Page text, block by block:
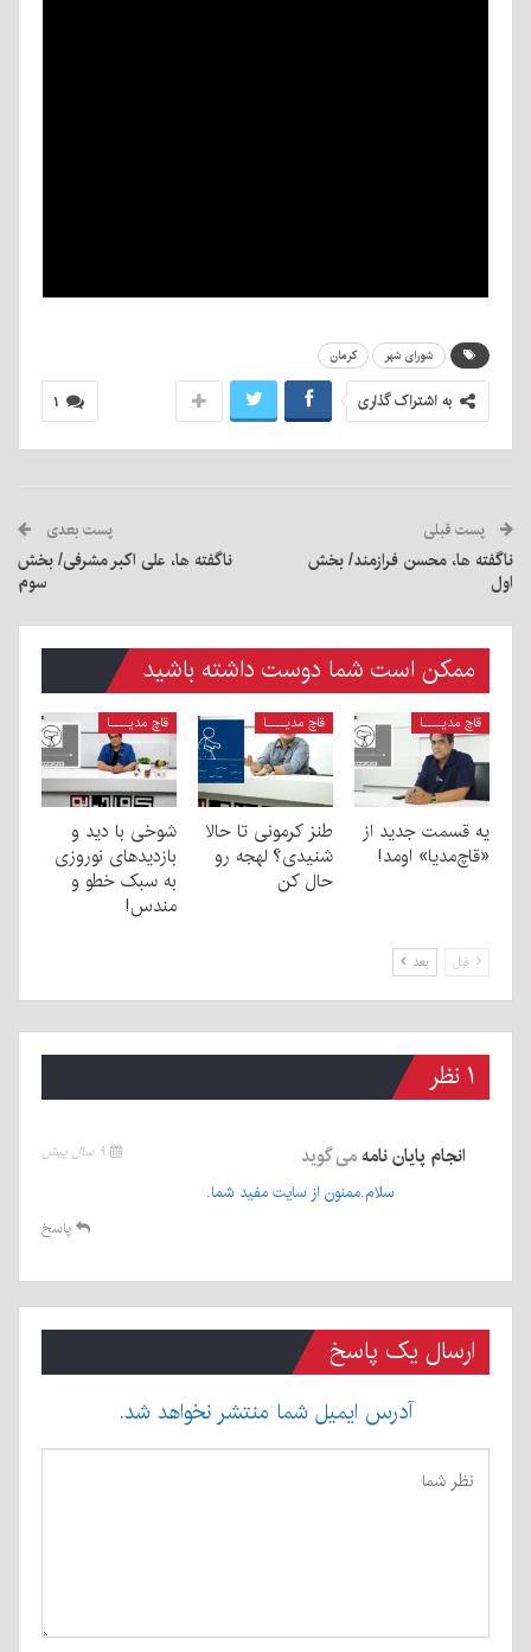
شورای شهر کرمان
۱ به اشتراک گذاری
پست قبلی
ناگفته ها، محسن فرازمند/ بخش
اول
پست بعدی
ناگفته ها، علی اکبر مشرفی/ بخش
سوم
ممکن است شما دوست داشته باشید
قاچ مدیــــا
یه قسمت جدید از
«قاچ‌مدیا» اومد!
قاچ مدیــــا
طنز کرمونی تا حالا
شنیدی؟ لهجه رو
حال کن
قاچ مدیــــا
شوخی با دید و
بازدیدهای نوروزی
به سبک خطو و
مندس!
قبل بعد
۱ نظر
انجام پایان نامه می گوید
سلام.ممنون از سایت مفید شما.
پاسخ
ارسال یک پاسخ
آدرس ایمیل شما منتشر نخواهد شد.